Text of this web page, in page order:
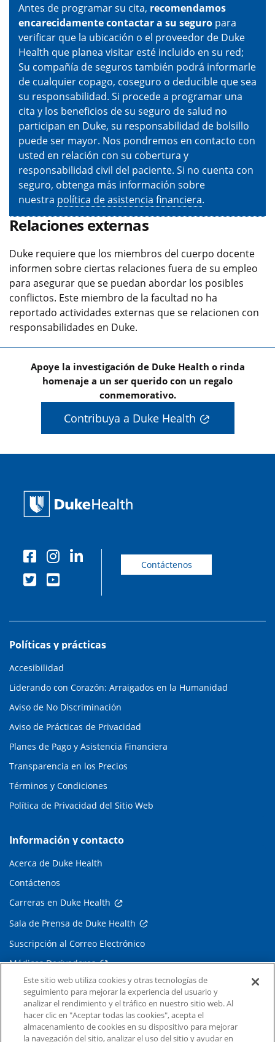
Antes de programar su cita, recomendamos
encarecidamente contactar a su seguro para
verificar que la ubicación o el proveedor de Duke
Health que planea visitar esté incluido en su red;
Su compañía de seguros también podrá informarle
de cualquier copago, coseguro o deducible que sea
su responsabilidad. Si procede a programar una
cita y los beneficios de su seguro de salud no
participan en Duke, su responsabilidad de bolsillo
puede ser mayor. Nos pondremos en contacto con
usted en relación con su cobertura y
responsabilidad civil del paciente. Si no cuenta con
seguro, obtenga más información sobre
nuestra política de asistencia financiera.
Relaciones externas
Duke requiere que los miembros del cuerpo docente
informen sobre ciertas relaciones fuera de su empleo
para asegurar que se puedan abordar los posibles
conflictos. Este miembro de la facultad no ha
reportado actividades externas que se relacionen con
responsabilidades en Duke.
Apoye la investigación de Duke Health o rinda
homenaje a un ser querido con un regalo
conmemorativo.
Contribuya a Duke Health
Contáctenos
Políticas y prácticas
Accesibilidad
Liderando con Corazón: Arraigados en la Humanidad
Aviso de No Discriminación
Aviso de Prácticas de Privacidad
Planes de Pago y Asistencia Financiera
Transparencia en los Precios
Términos y Condiciones
Política de Privacidad del Sitio Web
Información y contacto
Acerca de Duke Health
Contáctenos
Carreras en Duke Health
Sala de Prensa de Duke Health
Suscripción al Correo Electrónico
Médicos Derivadores
Enlaces relacionados
Duke Cancer Institute
Este sitio web utiliza cookies y otras tecnologías de
seguimiento para mejorar la experiencia del usuario y
analizar el rendimiento y el tráfico en nuestro sitio web. Al
hacer clic en "Aceptar todas las cookies", acepta el
almacenamiento de cookies en su dispositivo para mejorar
la navegación del sitio, analizar el uso del sitio y ayudar en